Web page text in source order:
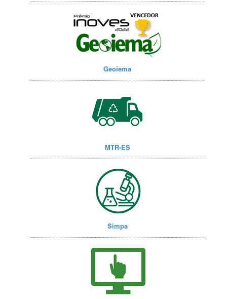
Geoiema
MTR-ES
Simpa